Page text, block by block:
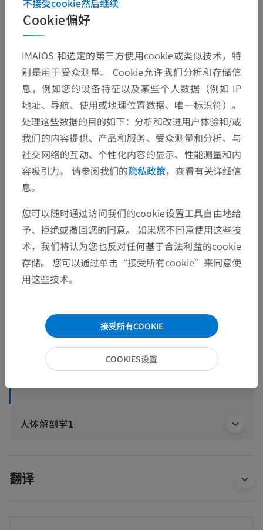
解剖层次
> 肌肉骨骼系统> 骨骼系统> 牙齿>
人体解剖学1
翻译
Cookie偏好
不接受cookie然后继续
IMAIOS 和选定的第三方使用cookie或类似技术，特
别是用于受众测量。 Cookie允许我们分析和存储信
息，例如您的设备特征以及某些个人数据（例如 IP
地址、导航、使用或地理位置数据、唯一标识符）。
处理这些数据的目的如下：分析和改进用户体验和/或
我们的内容提供、产品和服务、受众测量和分析、与
社交网络的互动、个性化内容的显示、性能测量和内
容吸引力。 请参阅我们的隐私政策，查看有关详细信
息。
您可以随时通过访问我们的cookie设置工具自由地给
予、拒绝或撤回您的同意。 如果您不同意使用这些技
术，我们将认为您也反对任何基于合法利益的cookie
存储。 您可以通过单击“接受所有cookie”来同意使
用这些技术。
接受所有COOKIE
COOKIES设置